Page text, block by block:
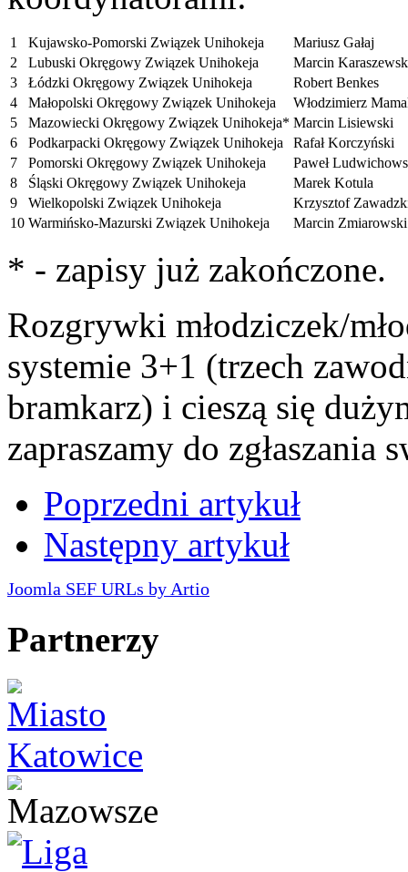
1 Kujawsko-Pomorski Związek Unihokeja
Mariusz Gałaj
2
Lubuski Okręgowy Związek Unihokeja
Marcin
3
Łódzki Okręgowy Związek Unihokeja
Robert Benkes
4
Małopolski Okręgowy Związek Unihokeja
Włodzimierz
5
Mazowiecki Okręgowy Związek Unihokeja* Marcin Lisiewski
6
Podkarpacki Okręgowy Związek Unihokeja
Rafał Korczyński
7
Pomorski Okręgowy Związek Unihokeja
Paweł
8
Śląski Okręgowy Związek Unihokeja
Marek Kotula
9
Wielkopolski Związek Unihokeja
Krzysztof
10 Warmińsko-Mazurski Związek Unihokeja Marcin Zmiarowski
* - zapisy już zakończone.
Rozgrywki młodziczek/
systemie 3+1 (trzech
bramkarz) i cieszą się
zapraszamy do
Poprzedni artykuł
Następny artykuł
Joomla SEF URLs by Artio
Partnerzy